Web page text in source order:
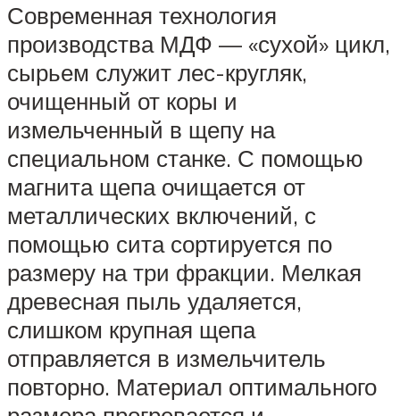
Современная технология
производства МДФ — «сухой» цикл,
сырьем служит лес-кругляк,
очищенный от коры и
измельченный в щепу на
специальном станке. С помощью
магнита щепа очищается от
металлических включений, с
помощью сита сортируется по
размеру на три фракции. Мелкая
древесная пыль удаляется,
слишком крупная щепа
отправляется в измельчитель
повторно. Материал оптимального